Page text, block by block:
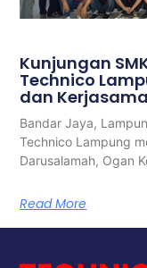
Kunjungan
Technico
dan
Bandar Jaya,
Technico Lampung
Darusalamah, Ogan
Read More